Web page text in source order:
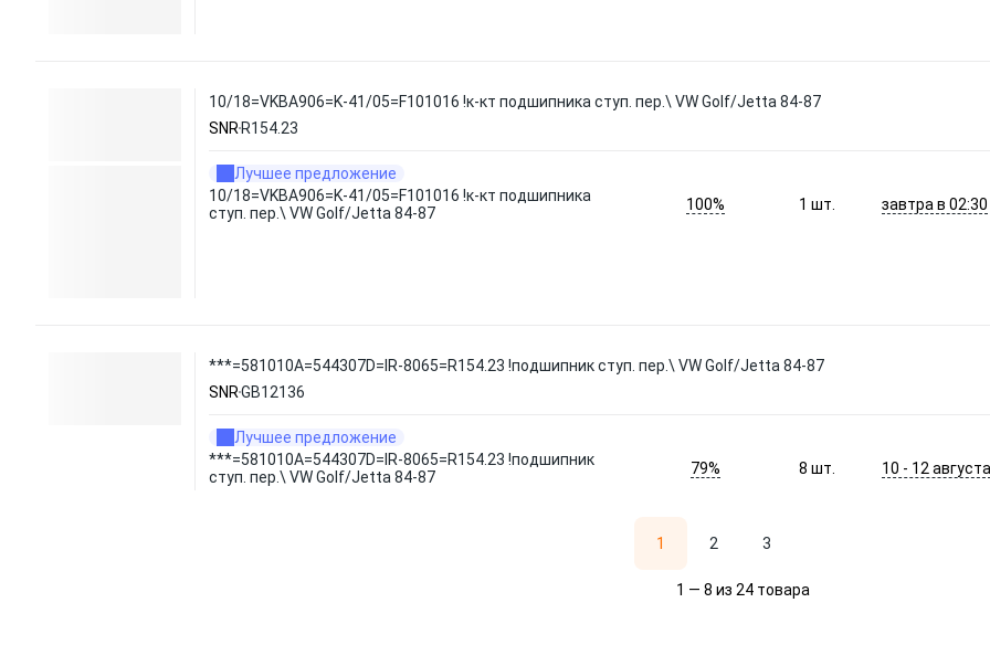
10/18=VKBA906=K-41/05=F101016 !к-кт подшипника ступ. пер.\ VW Golf/Jetta 84-87
SNR R154.23
Лучшее предложение
10/18=VKBA906=K-41/05=F101016 !к-кт подшипника
ступ. пер.\ VW Golf/Jetta 84-87
100% 1шт. завтра в 02:30
***=581010A=544307D=IR-8065=R154.23 !подшипник ступ. пер.\ VW Golf/Jetta 84-87
SNRGB12136
Лучшее предложение
***=581010A=544307D=IR-8065=R154.23 !подшипник
ступ. пер.\ VW Golf/Jetta 84-87
79% 8шт. 10 - 12 августа
1 2 3
1 — 8 из 24 товара